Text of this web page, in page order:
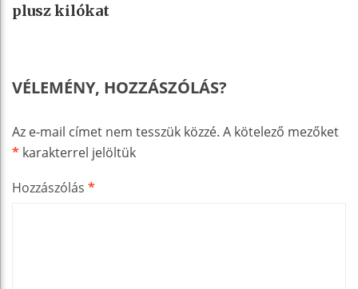
plusz kilókat
VÉLEMÉNY, HOZZÁSZÓLÁS?
Az e-mail címet nem tesszük közzé. A kötelező mezőket
* karakterrel jelöltük
Hozzászólás *